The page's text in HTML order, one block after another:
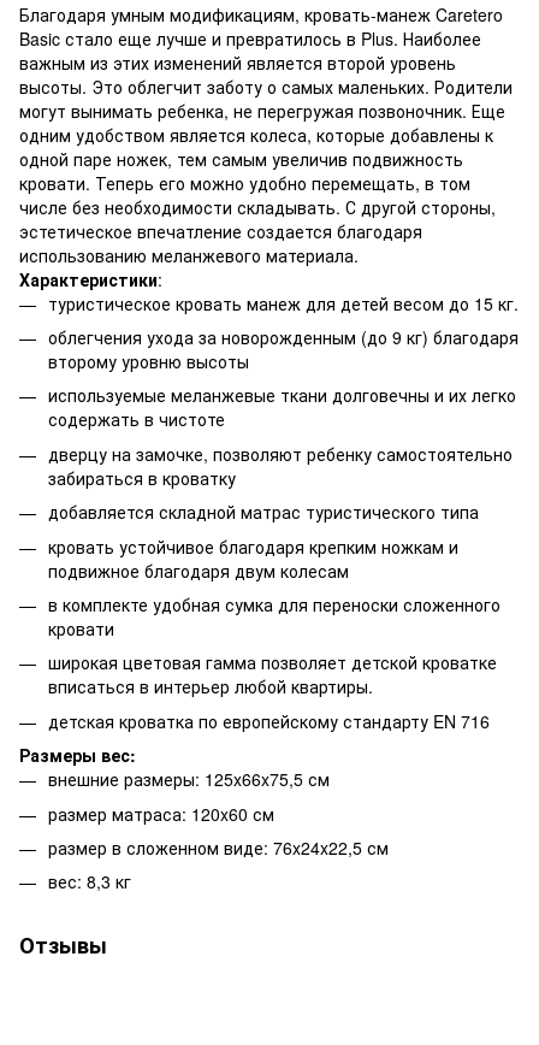
Благодаря умным модификациям, кровать-манеж Caretero
Basic стало еще лучше и превратилось в Plus. Наиболее
важным из этих изменений является второй уровень
высоты. Это облегчит заботу о самых маленьких. Родители
могут вынимать ребенка, не перегружая позвоночник. Еще
одним удобством является колеса, которые добавлены к
одной паре ножек, тем самым увеличив подвижность
кровати. Теперь его можно удобно перемещать, в том
числе без необходимости складывать. С другой стороны,
эстетическое впечатление создается благодаря
использованию меланжевого материала.
Характеристики:
туристическое кровать манеж для детей весом до 15 кг.
облегчения ухода за новорожденным (до 9 кг) благодаря
второму уровню высоты
используемые меланжевые ткани долговечны и их легко
содержать в чистоте
дверцу на замочке, позволяют ребенку самостоятельно
забираться в кроватку
добавляется складной матрас туристического типа
кровать устойчивое благодаря крепким ножкам и
подвижное благодаря двум колесам
в комплекте удобная сумка для переноски сложенного
кровати
широкая цветовая гамма позволяет детской кроватке
вписаться в интерьер любой квартиры.
детская кроватка по европейскому стандарту EN 716
Размеры вес:
внешние размеры: 125x66x75,5 см
размер матраса: 120x60 см
размер в сложенном виде: 76x24x22,5 см
вес: 8,3 кг
Отзывы